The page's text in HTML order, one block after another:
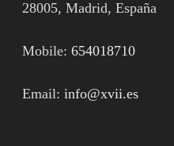
28005, Madrid, España
Mobile:654018710
Email:info@xvii.es